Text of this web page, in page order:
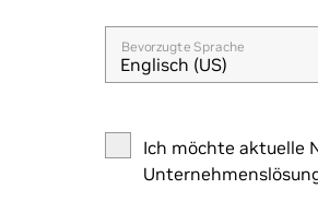
Bevorzugte Sprache
Englisch (US)
Ich möchte aktuelle